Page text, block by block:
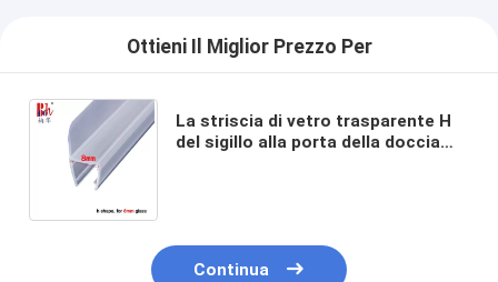
Ottieni Il Miglior Prezzo Per
La striscia di vetro trasparente H
del sigillo alla porta della doccia
Continua